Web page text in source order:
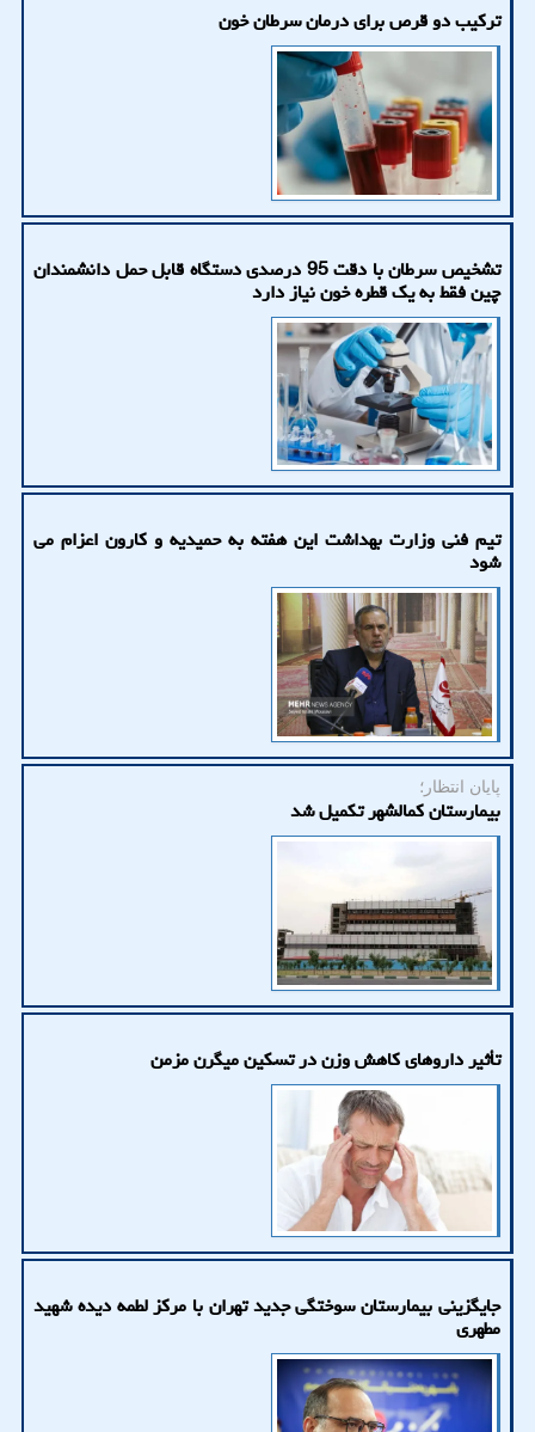
ترکیب دو قرص برای درمان سرطان خون
تشخیص سرطان با دقت 95 درصدی دستگاه قابل حمل دانشمندان
چین فقط به یک قطره خون نیاز دارد
تیم فنی وزارت بهداشت این هفته به حمیدیه و کارون اعزام می
شود
پایان انتظار؛
بیمارستان کمالشهر تکمیل شد
تأثیر داروهای کاهش وزن در تسکین میگرن مزمن
جایگزینی بیمارستان سوختگی جدید تهران با مرکز لطمه دیده شهید
مطهری